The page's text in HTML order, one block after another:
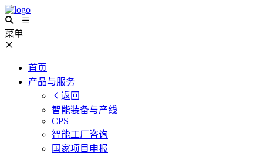
菜单
首页
产品与服务
返回
智能装备与产线
CPS
智能工厂咨询
国家项目申报